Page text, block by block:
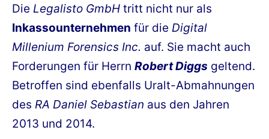
Die Legalisto GmbH tritt nicht nur als
Inkassounternehmen für die Digital
Millenium Forensics Inc. auf. Sie macht auch
Forderungen für Herrn Robert Diggs geltend.
Betroffen sind ebenfalls Uralt-Abmahnungen
des RA Daniel Sebastian aus den Jahren
2013 und 2014.